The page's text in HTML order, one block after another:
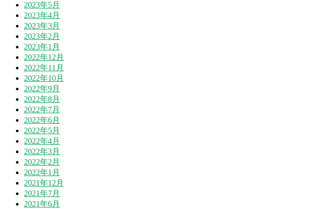
2023年5月
2023年4月
2023年3月
2023年2月
2023年1月
2022年12月
2022年11月
2022年10月
2022年9月
2022年8月
2022年7月
2022年6月
2022年5月
2022年4月
2022年3月
2022年2月
2022年1月
2021年12月
2021年7月
2021年6月